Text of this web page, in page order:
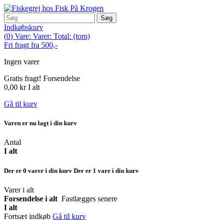
Søg
Indkøbskurv
(0) Vare: Varer: Total: (tom)
Fri fragt fra 500,-
Ingen varer
Gratis fragt! Forsendelse
0,00 kr I alt
Gå til kurv
Varen er nu lagt i din kurv
Antal
I alt
Der er 0 varer i din kurv Der er 1 vare i din kurv
Varer i alt
Forsendelse i alt Fastlægges senere
I alt
Fortsæt indkøb Gå til kurv